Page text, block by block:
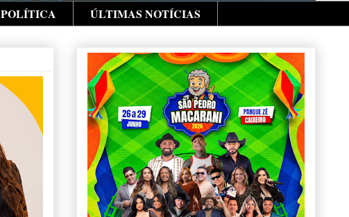
POLÍTICA ÚLTIMAS NOTÍCIAS